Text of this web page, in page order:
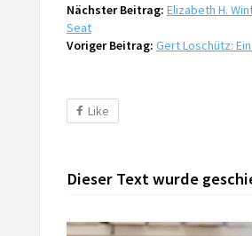
Nächster Beitrag: Elizabeth H.
Seat
Voriger Beitrag: Gert Loschütz:
Like
Dieser Text wurde